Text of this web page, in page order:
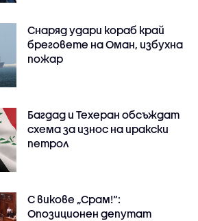
Снаряд удари кораб край
бреговете на Оман, избухна
пожар
Багдад и Техеран обсъждат
схема за износ на иракски
петрол
С викове „Срам!“:
Опозиционен депутат